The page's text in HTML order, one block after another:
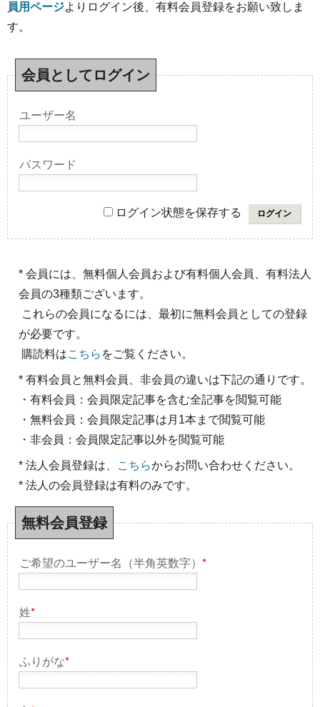
員用ページよりログイン後、有料会員登録をお願い致しま
す。
会員としてログイン
ユーザー名
パスワード
ログイン状態を保存する
* 会員には、無料個人会員および有料個人会員、有料法人
会員の3種類ございます。
これらの会員になるには、最初に無料会員としての登録
が必要です。
購読料はこちら をご覧ください。
* 有料会員と無料会員、非会員の違いは下記の通りです。
・有料会員：会員限定記事を含む全記事を閲覧可能
・無料会員：会員限定記事は月1本まで閲覧可能
・非会員：会員限定記事以外を閲覧可能
* 法人会員登録は、 こちらからお問い合わせください。
* 法人の会員登録は有料のみです。
無料会員登録
ご希望のユーザー名（半角英数字） *
姓*
ふりがな*